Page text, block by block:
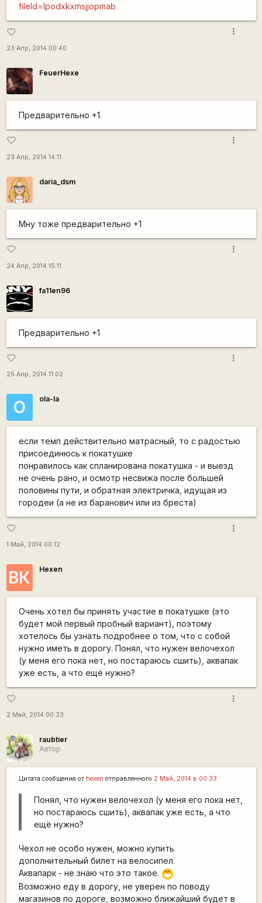
fileId=lpodxkxmsjjopmab
favorite_border
23 Апр, 2014 00:40
more_vert
FeuerHexe
Предварительно +1.
favorite_border
23 Апр, 2014 14:11
more_vert
daria_dsm
Мну тоже предварительно +1
favorite_border
24 Апр, 2014 15:11
more_vert
fa11en96
Предварительно +1
favorite_border
25 Апр, 2014 11:02
more_vert
O ola-la
если темп действительно матрасный, то с радостью
присоединюсь к покатушке
понравилось как спланирована покатушка - и выезд
не очень рано, и осмотр несвижа после большей
половины пути, и обратная электричка, идущая из
городеи (а не из баранович или из бреста)
favorite_border
1 Май, 2014 00:12
more_vert
ВК Hexen
Очень хотел бы принять участие в покатушке (это
будет мой первый пробный вариант), поэтому
хотелось бы узнать подробнее о том, что с собой
нужно иметь в дорогу. Понял, что нужен велочехол
(у меня его пока нет, но постараюсь сшить), аквапак
уже есть, а что ещё нужно?
favorite_border
2 Май, 2014 00:33
more_vert
raubtier
Автор
Цитата сообщения от hexen отправленного 2 Май, 2014 в 00:33
Понял, что нужен велочехол (у меня его пока нет,
но постараюсь сшить), аквапак уже есть, а что
ещё нужно?
Чехол не особо нужен, можно купить
дополнительный билет на велосипел.
Аквапарк - не знаю что это такое. ;D
Возможно еду в дорогу, не уверен по поводу
магазинов по дороге, возможно ближайший будет в